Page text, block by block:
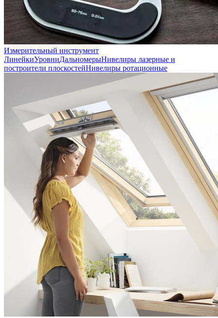
Измерительный инструмент
ЛинейкиУровниДальномерыНивелиры лазерные и
построители плоскостейНивелиры ротационные